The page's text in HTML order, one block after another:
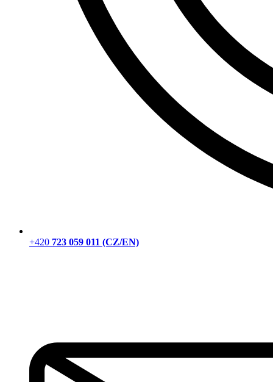
+420 723 059 011 (CZ/EN)